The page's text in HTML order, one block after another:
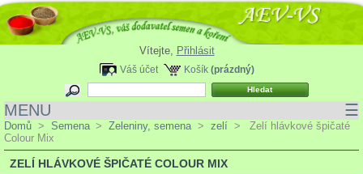
Vítejte, Přihlásit
Košík (prázdný)
Váš účet
MENU ☰
Domů > Semena > Zeleniny, semena > zelí >
Zelí hlávkové špičaté
Colour Mix
ZELÍ HLÁVKOVÉ ŠPIČATÉ COLOUR MIX